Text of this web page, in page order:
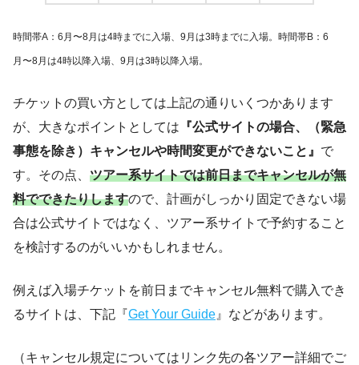
時間帯A：6月〜8月は4時までに入場、9月は3時までに入場。時間帯B：6
月〜8月は4時以降入場、9月は3時以降入場。
チケットの買い方としては上記の通りいくつかあります
が、大きなポイントとしては 『公式サイトの場合、（緊急
事態を除き）キャンセルや時間変更ができないこと』 で
す。その点、 ツアー系サイトでは前日までキャンセルが無
料でできたりしますので、計画がしっかり固定できない場
合は公式サイトではなく、ツアー系サイトで予約すること
を検討するのがいいかもしれません。
例えば入場チケットを前日までキャンセル無料で購入でき
るサイトは、下記『Get Your Guide 』などがあります。
（キャンセル規定についてはリンク先の各ツアー詳細でご